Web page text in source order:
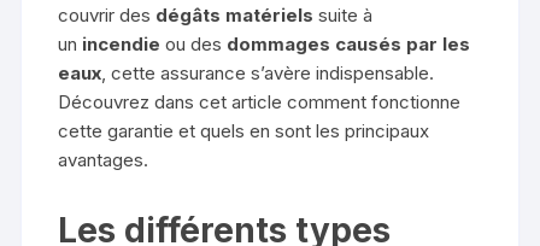
couvrir des dégâts matériels suite à
un incendie ou des dommages causés par les
eaux , cette assurance s’avère indispensable.
Découvrez dans cet article comment fonctionne
cette garantie et quels en sont les principaux
avantages.
Les différents types